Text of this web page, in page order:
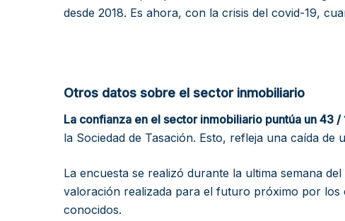
desde 2018. Es ahora, con la crisis del covid-19,
Otros datos sobre el sector inmobiliario
La confianza en el sector inmobiliario puntúa un 43 /
la Sociedad de Tasación. Esto, refleja una caída
La encuesta se realizó durante la ultima semana
valoración realizada para el futuro próximo por los
conocidos.